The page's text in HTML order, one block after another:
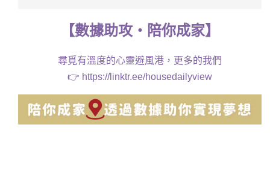
【數據助攻・陪你成家】
尋覓有溫度的心靈避風港，更多的我們
👉 https://linktr.ee/housedailyview